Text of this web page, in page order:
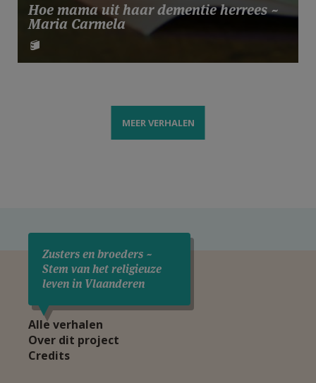
Hoe mama uit haar dementie herrees ~
Maria Carmela
MEER VERHALEN
Zusters en broeders ~
Stem van het religieuze
leven in Vlaanderen
Alle verhalen
Over dit project
Credits